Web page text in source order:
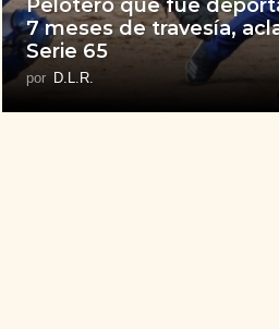
Pelotero que fue
7 meses de travesía,
Serie 65
por D.L.R.